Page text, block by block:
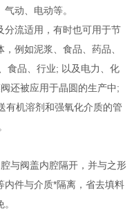
动、电动等。
流适用，有时也可用于节
例如泥浆、食品、药品、
食品、行业; 以及电力、化
还被应用于晶圆的生产中;
有机溶剂和强氧化介质的管
阀盖内腔隔开，并与之形
内件与介质*隔离，省去填料